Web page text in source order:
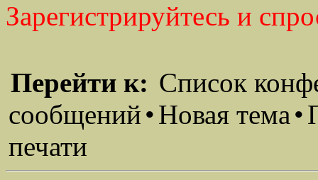
Зарегистрируйтесь и
Перейти к: Список
сообщений•Новая тема•
печати